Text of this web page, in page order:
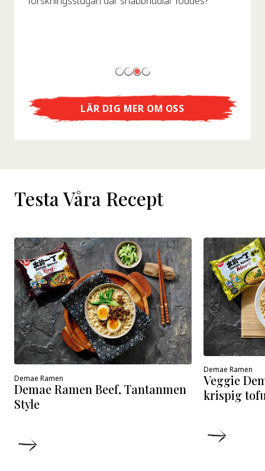
LÄR DIG MER OM OSS
Testa Våra Recept
Demae Ramen
Demae Ramen Beef, Tantanmen
Style
Demae Ramen
Veggie
krispig